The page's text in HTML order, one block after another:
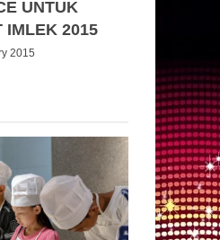
UNTUK
IMLEK 2015
2015